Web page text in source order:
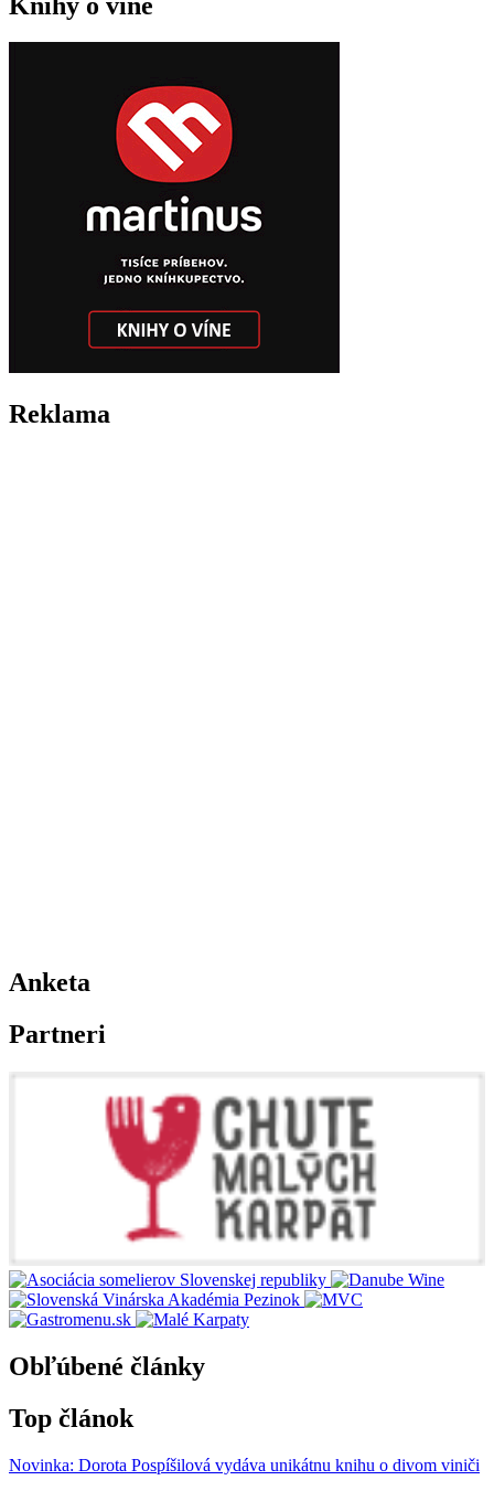
Reklama
Anketa
Partneri
Obľúbené články
Top článok
Novinka: Dorota Pospíšilová vydáva unikátnu knihu o divom viniči